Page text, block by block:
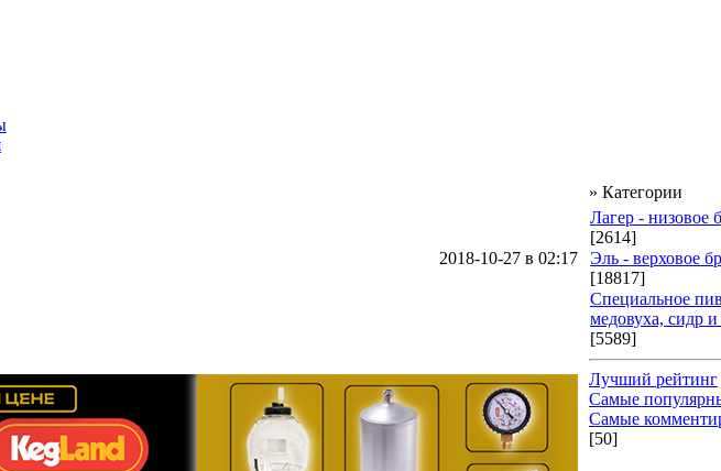
2018-10-27 в 02:17
» Категории
Лагер - низовое
[2614]
Эль - верховое
[18817]
Специальное
медовуха, сидр
[5589]
Лучший рейтинг
Самые
Самые
[50]